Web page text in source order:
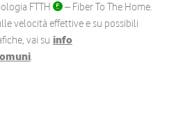
FTTH
– Fiber To The Home.
velocità effettive e su possibili
vai su info
.